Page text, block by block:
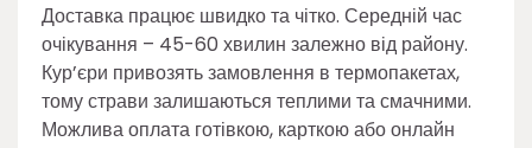
Доставка працює швидко та чітко. Середній час
очікування – 45-60 хвилин залежно від району.
Кур’єри привозять замовлення в термопакетах,
тому страви залишаються теплими та смачними.
Можлива оплата готівкою, карткою або онлайн